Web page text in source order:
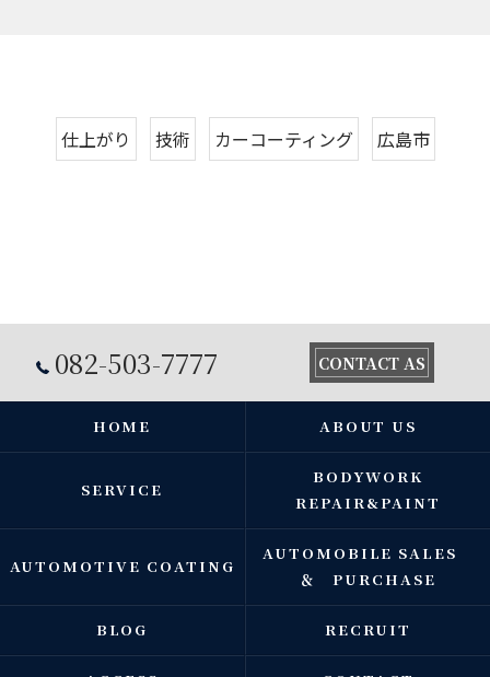
仕上がり 技術 カーコーティング 広島市
082-503-7777 CONTACT AS
HOME ABOUT US
SERVICE
BODYWORK
REPAIR&PAINT
AUTOMOTIVE COATING
AUTOMOBILE SALES
＆ PURCHASE
BLOG RECRUIT